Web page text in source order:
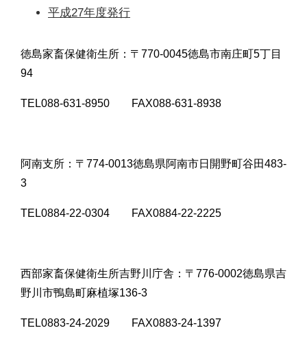
平成27年度発行
徳島家畜保健衛生所：〒770-0045徳島市南庄町5丁目
94
TEL088-631-8950 FAX088-631-8938
阿南支所：〒774-0013徳島県阿南市日開野町谷田483-
3
TEL0884-22-0304 FAX0884-22-2225
西部家畜保健衛生所吉野川庁舎：〒776-0002徳島県吉
野川市鴨島町麻植塚136-3
TEL0883-24-2029 FAX0883-24-1397